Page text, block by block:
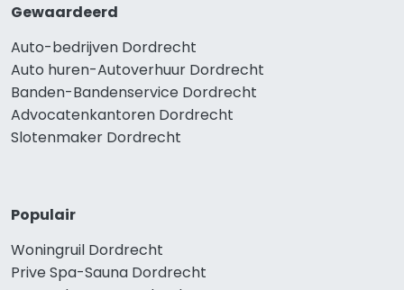
Gewaardeerd
Auto-bedrijven Dordrecht
Auto huren-Autoverhuur Dordrecht
Banden-Bandenservice Dordrecht
Advocatenkantoren Dordrecht
Slotenmaker Dordrecht
Populair
Woningruil Dordrecht
Prive Spa-Sauna Dordrecht